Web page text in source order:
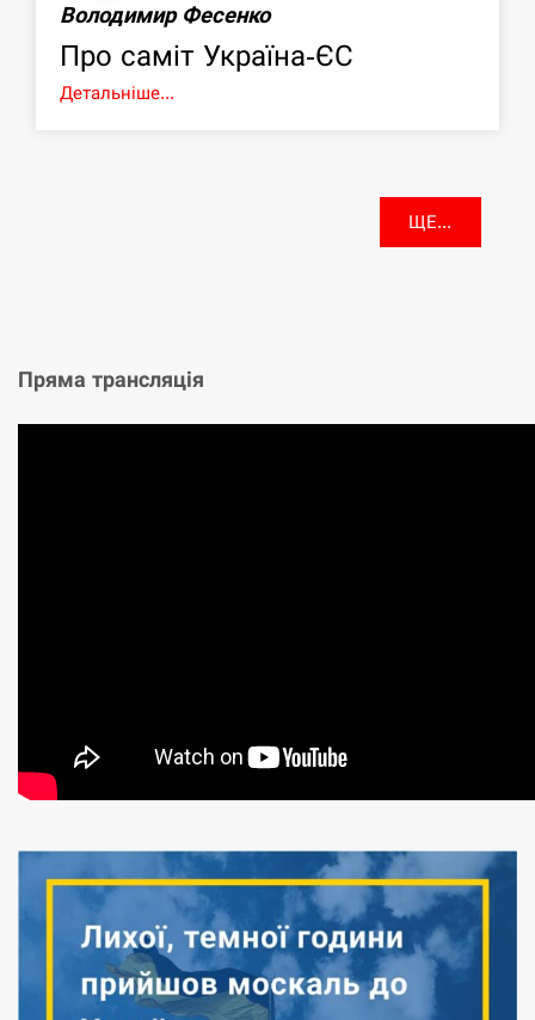
Володимир Фесенко
Про саміт Україна-ЄС
Детальніше...
ЩЕ...
Пряма трансляція